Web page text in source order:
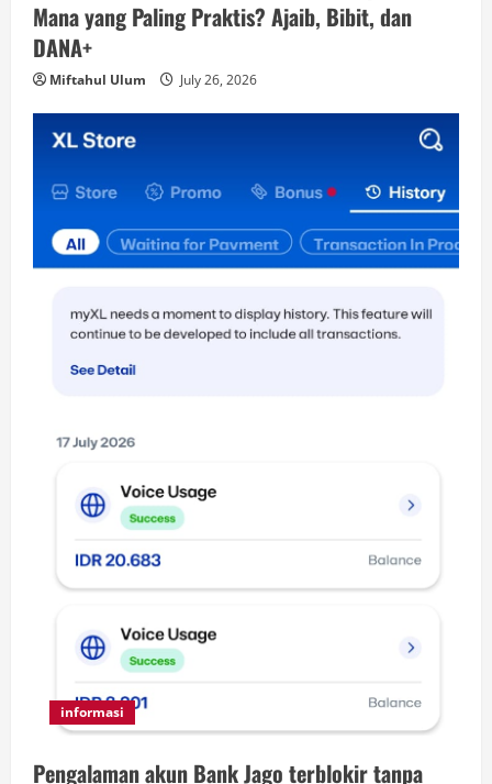
Mana yang Paling Praktis? Ajaib, Bibit, dan
DANA+
Miftahul Ulum July 26, 2026
informasi
Pengalaman akun Bank Jago terblokir tanpa